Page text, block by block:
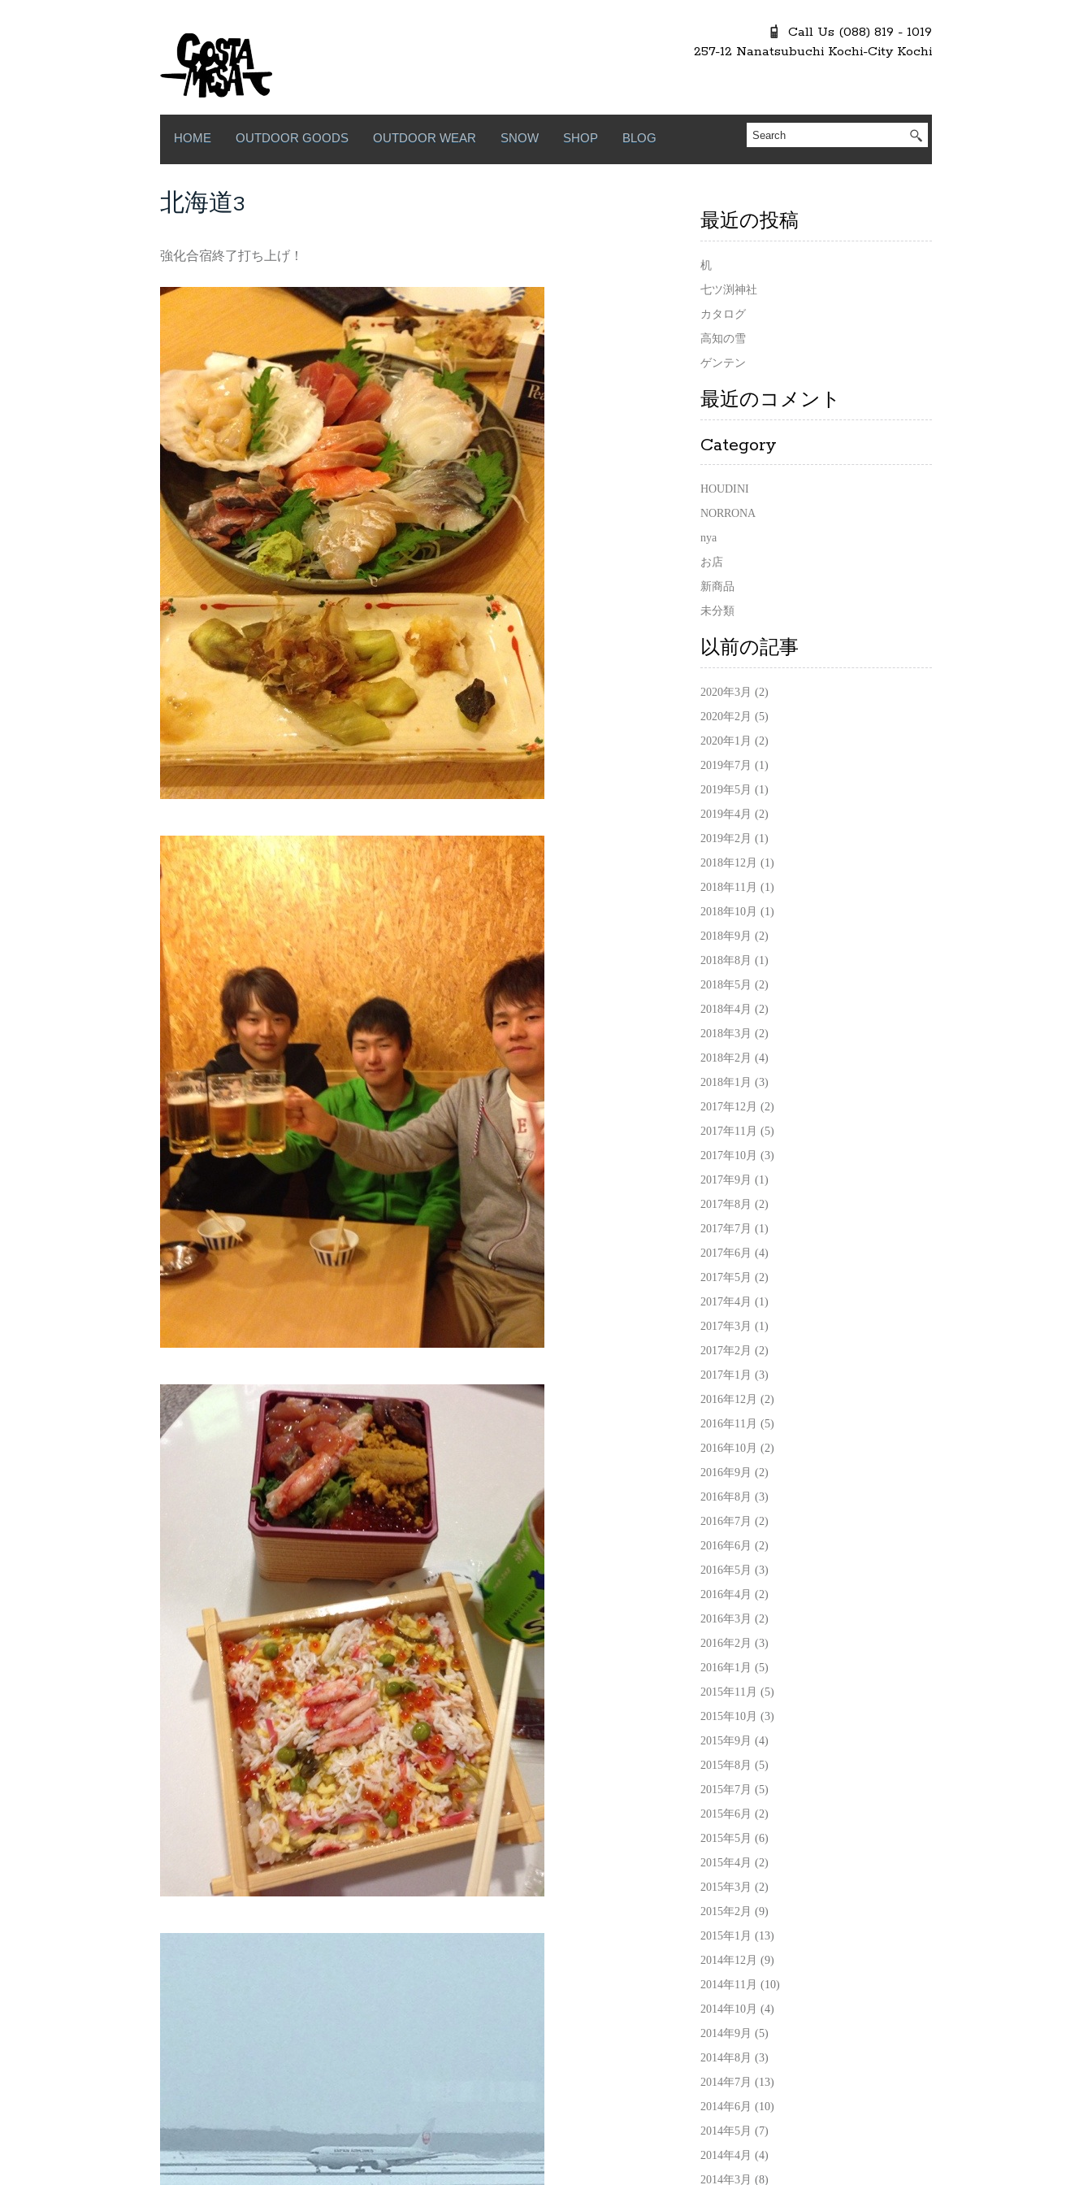
Call Us (088) 819 - 1019
257-12 Nanatsubuchi Kochi-City Kochi
HOME OUTDOOR GOODS OUTDOOR WEAR SNOW SHOP BLOG
北海道3
強化合宿終了打ち上げ！
最近の投稿
机
七ツ渕神社
カタログ
高知の雪
ゲンテン
最近のコメント
Category
HOUDINI
NORRONA
nya
お店
新商品
未分類
以前の記事
2020年3月 (2)
2020年2月 (5)
2020年1月 (2)
2019年7月 (1)
2019年5月 (1)
2019年4月 (2)
2019年2月 (1)
2018年12月 (1)
2018年11月 (1)
2018年10月 (1)
2018年9月 (2)
2018年8月 (1)
2018年5月 (2)
2018年4月 (2)
2018年3月 (2)
2018年2月 (4)
2018年1月 (3)
2017年12月 (2)
2017年11月 (5)
2017年10月 (3)
2017年9月 (1)
2017年8月 (2)
2017年7月 (1)
2017年6月 (4)
2017年5月 (2)
2017年4月 (1)
2017年3月 (1)
2017年2月 (2)
2017年1月 (3)
2016年12月 (2)
2016年11月 (5)
2016年10月 (2)
2016年9月 (2)
2016年8月 (3)
2016年7月 (2)
2016年6月 (2)
2016年5月 (3)
2016年4月 (2)
2016年3月 (2)
2016年2月 (3)
2016年1月 (5)
2015年11月 (5)
2015年10月 (3)
2015年9月 (4)
2015年8月 (5)
2015年7月 (5)
2015年6月 (2)
2015年5月 (6)
2015年4月 (2)
2015年3月 (2)
2015年2月 (9)
2015年1月 (13)
2014年12月 (9)
2014年11月 (10)
2014年10月 (4)
2014年9月 (5)
2014年8月 (3)
2014年7月 (13)
2014年6月 (10)
2014年5月 (7)
2014年4月 (4)
2014年3月 (8)